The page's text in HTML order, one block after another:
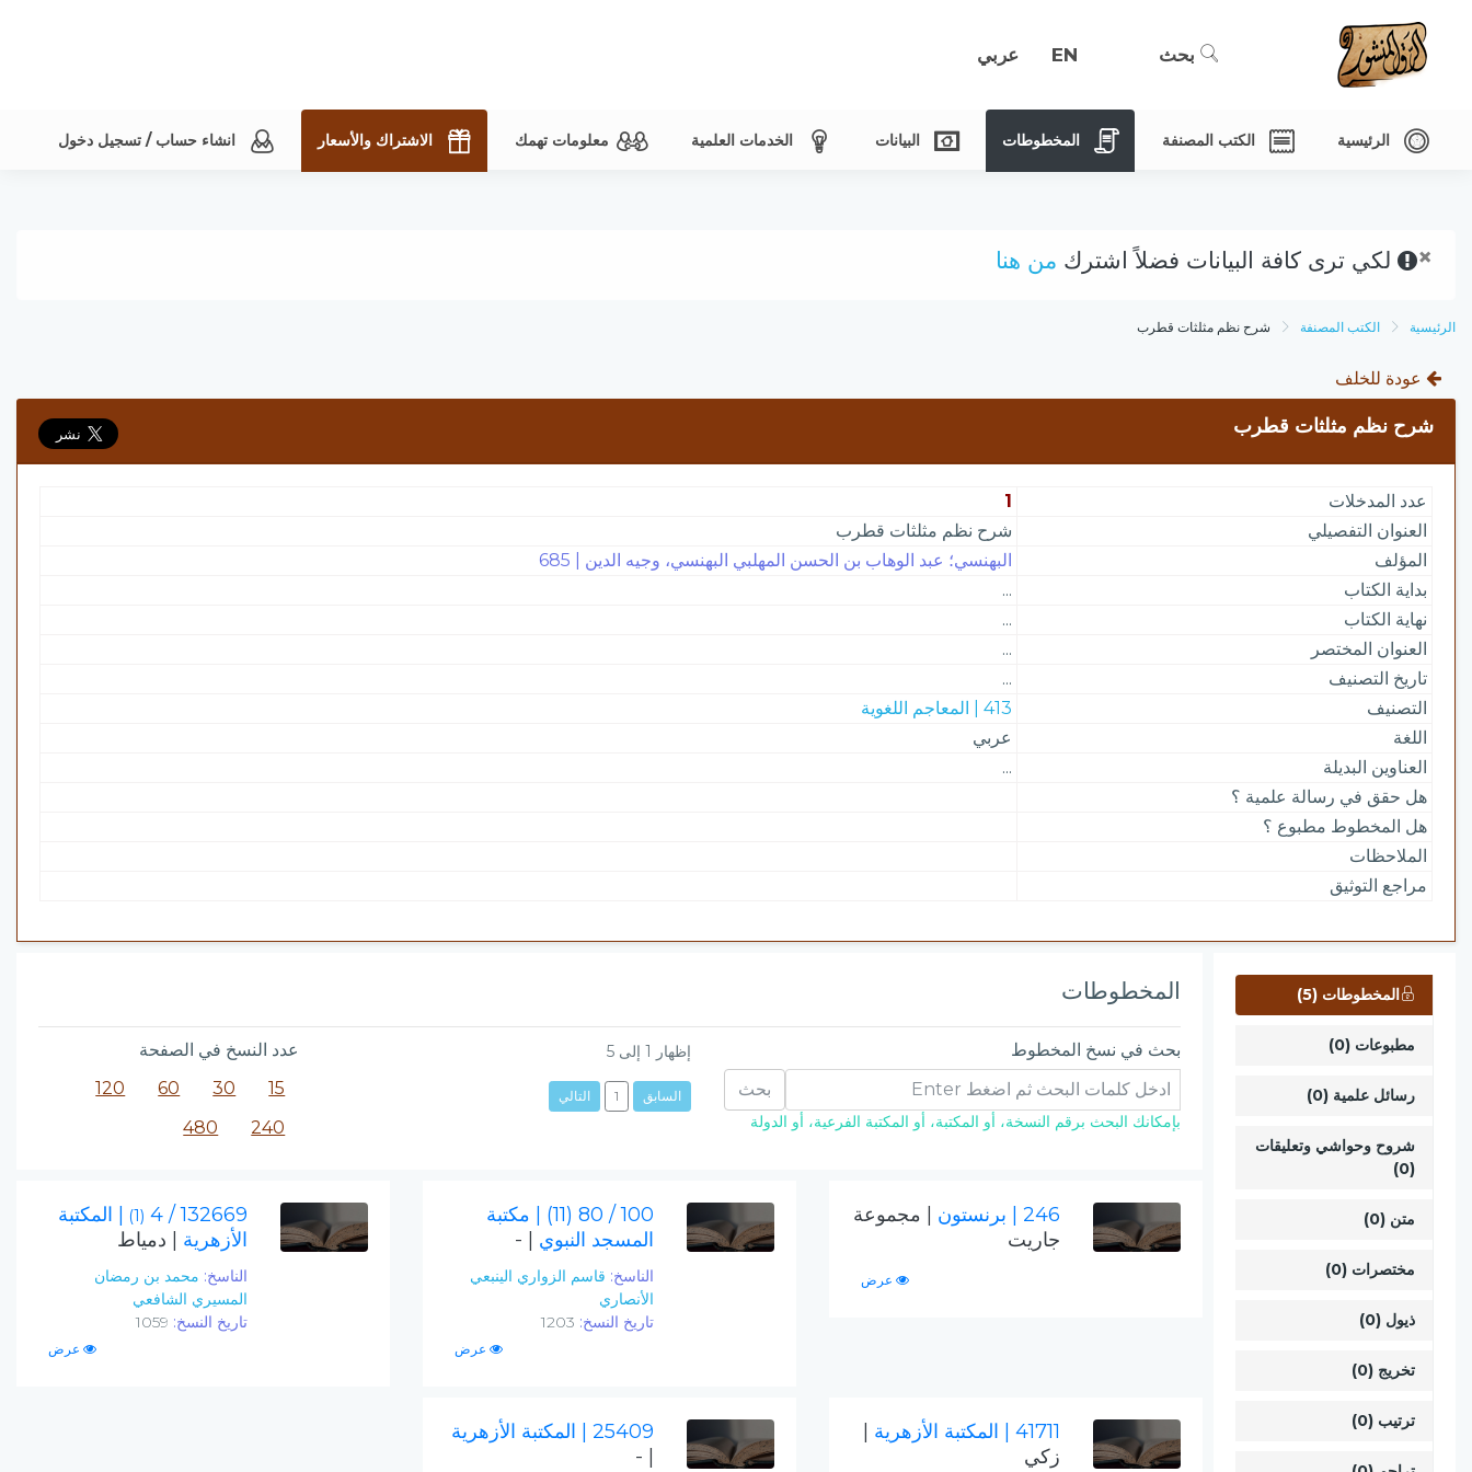
بحث EN عربي
الرئيسية الكتب المصنفة المخطوطات البيانات الخدمات العلمية معلومات تهمك الاشتراك والأسعار انشاء حساب / تسجيل دخول
× لكي ترى كافة البيانات فضلاً اشترك من هنا
الرئيسية الكتب المصنفة شرح نظم مثلثات قطرب
عودة للخلف
شرح نظم مثلثات قطرب
عدد المدخلات
1
العنوان التفصيلي
شرح نظم مثلثات قطرب
المؤلف
البهنسي؛ عبد الوهاب بن الحسن المهلبي البهنسي، وجيه الدين | 685
بداية الكتاب
...
نهاية الكتاب
...
العنوان المختصر
...
تاريخ التصنيف
...
التصنيف
413 | المعاجم اللغوية
اللغة
عربي
العناوين البديلة
...
هل حقق في رسالة علمية ؟
هل المخطوط مطبوع ؟
الملاحظات
مراجع التوثيق
المخطوطات (5)
مطبوعات (0)
رسائل علمية (0)
شروح وحواشي وتعليقات
(0)
متن (0)
مختصرات (0)
ذيول (0)
تخريج (0)
ترتيب (0)
المخطوطات
بحث في نسخ المخطوط
بحث
بإمكانك البحث برقم النسخة، أو المكتبة، أو المكتبة الفرعية، أو الدولة
إظهار 1 إلى5
السابق 1 التالي
عدد النسخ في الصفحة
15
30
60
120
240
480
246 | برنستون
| مجموعة
جاريت
عرض
100 / 80 (11)
| مكتبة
المسجد النبوي
| -
الناسخ: قاسم الزواري الينبعي
الأنصاري
تاريخ النسخ:
عرض
132669 / 4
(1)
| المكتبة
الأزهرية
| دمياط
الناسخ: محمد بن رمضان
المسيري الشافعي
تاريخ النسخ:
عرض
41711 | المكتبة الأزهرية
زكي
25409
| المكتبة الأزهرية
| -